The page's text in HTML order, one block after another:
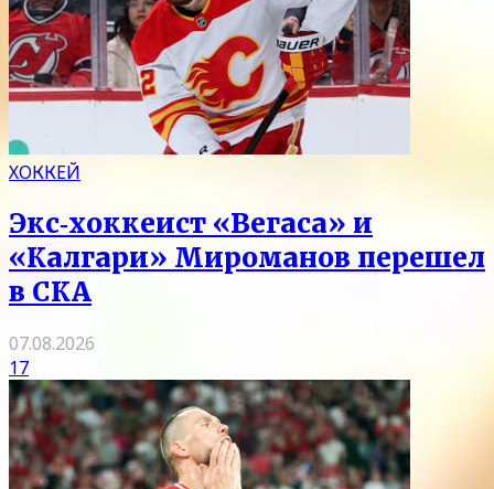
ХОККЕЙ
Экс‑хоккеист «Вегаса» и
«Калгари» Мироманов перешел
в СКА
07.08.2026
17